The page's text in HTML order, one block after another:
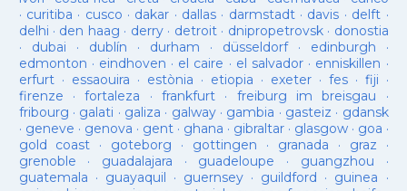
· curitiba · cusco · dakar · dallas · darmstadt· davis · delft ·
delhi · den haag · derry· detroit· dnipropetrovsk· donostia
· dubai · dublín · durham · düsseldorf· edinburgh ·
edmonton · eindhoven · el caire · el salvador · enniskillen ·
erfurt· essaouira · estònia · etiopia · exeter· fes· fiji ·
firenze ·fortaleza · frankfurt· freiburg im breisgau ·
fribourg · galati · galiza · galway· gambia · gasteiz · gdansk
· geneve · genova · gent· ghana · gibraltar· glasgow· goa ·
gold coast · goteborg · gottingen · granada · graz ·
grenoble · guadalajara · guadeloupe · guangzhou ·
guatemala · guayaquil · guernsey· guildford · guinea ·